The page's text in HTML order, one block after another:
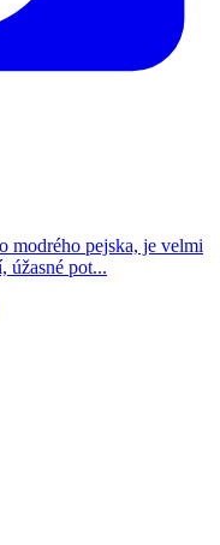
modrého pejska, je velmi
úžasné pot...